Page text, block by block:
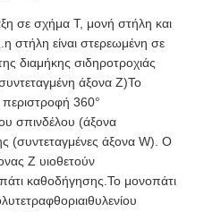
σε σχήμα Τ, μονή στήλη και
στήλη είναι στερεωμένη σε
διαμήκης σιδηροτροχιάς
άξονα Z)Το
περιστροφή 360°
σπινδέλου (άξονα
(συντεταγμένες άξονα W). Ο
Z υιοθετούν
καθοδήγησης.Το μονοπάτι